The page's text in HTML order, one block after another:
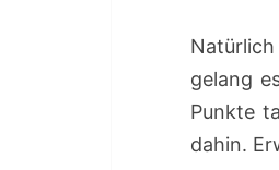
gelang
Punkte
dahin.